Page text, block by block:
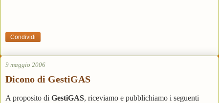
Condividi
9 maggio 2006
Dicono di GestiGAS
A proposito di GestiGAS, riceviamo e pubblichiamo i seguenti